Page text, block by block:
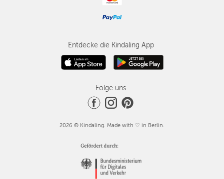
Entdecke die Kindaling App
Folge uns
2026 © Kindaling. Made with ♡ in Berlin.